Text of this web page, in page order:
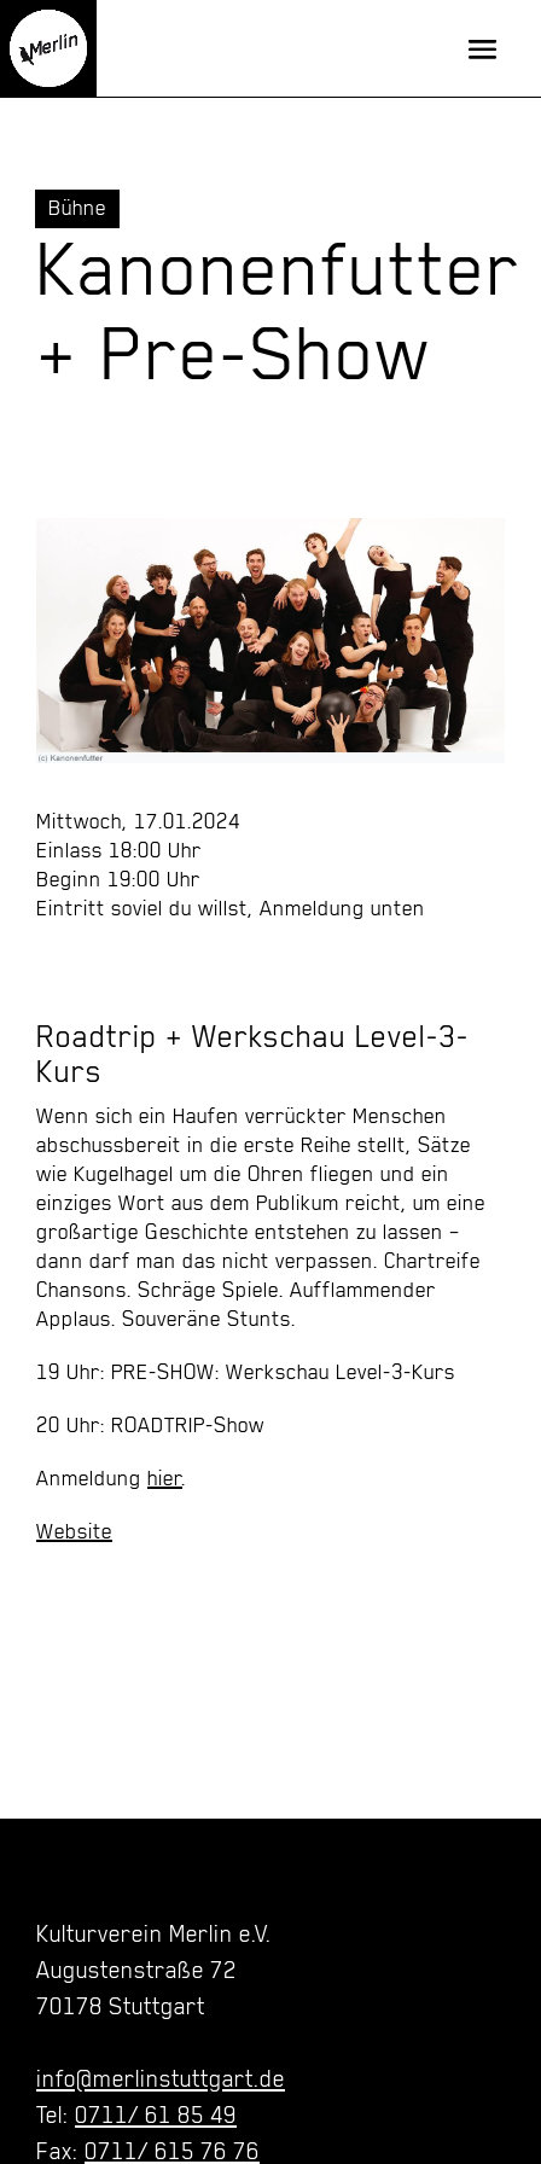
Bühne
Kanonenfutter
+ Pre-Show
Mittwoch, 17.01.2024
Einlass 18:00 Uhr
Beginn 19:00 Uhr
Eintritt soviel du willst, Anmeldung unten
Roadtrip + Werkschau Level-3-
Kurs
Wenn sich ein Haufen verrückter Menschen
abschussbereit in die erste Reihe stellt, Sätze
wie Kugelhagel um die Ohren fliegen und ein
einziges Wort aus dem Publikum reicht, um eine
großartige Geschichte entstehen zu lassen –
dann darf man das nicht verpassen. Chartreife
Chansons. Schräge Spiele. Aufflammender
Applaus. Souveräne Stunts.
19 Uhr: PRE-SHOW: Werkschau Level-3-Kurs
20 Uhr: ROADTRIP-Show
Anmeldung hier.
Website
Kulturverein Merlin e.V.
Augustenstraße 72
70178 Stuttgart
info@merlinstuttgart.de
Tel: 0711/ 61 85 49
Fax: 0711/ 615 76 76